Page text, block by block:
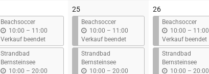
Beachsoccer
10:00 – b
i
s
11:00
Verkauf beendet
Strandbad
Bernsteinsee
10:00 – b20:00
25
Beachsoccer
10:00 – b
i
s
11:00
Verkauf beendet
Strandbad
Bernsteinsee
10:00 – b20:00
26
Beachsoccer
10:00 – b
i
s
11:00
Verkauf beendet
Strandbad
Bernsteinsee
10:00 – b20:00